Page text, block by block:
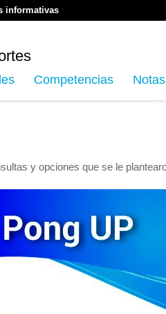
informativas
Competencias
y opciones que se le